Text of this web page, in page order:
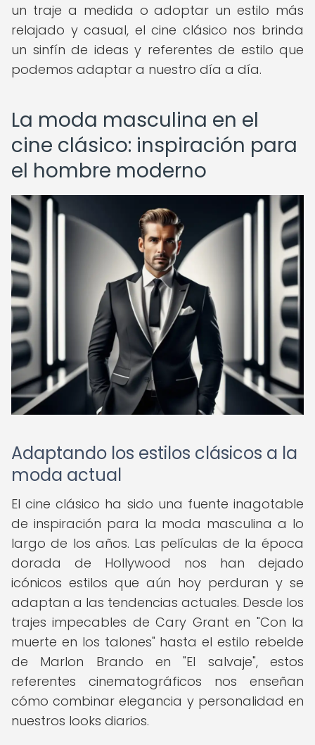
un traje a medida o adoptar un estilo más
relajado y casual, el cine clásico nos brinda
un sinfín de ideas y referentes de estilo que
podemos adaptar a nuestro día a día.
La moda masculina en el
cine clásico: inspiración para
el hombre moderno
Adaptando los estilos clásicos a la
moda actual
El cine clásico ha sido una fuente inagotable
de inspiración para la moda masculina a lo
largo de los años. Las películas de la época
dorada de Hollywood nos han dejado
icónicos estilos que aún hoy perduran y se
adaptan a las tendencias actuales. Desde los
trajes impecables de Cary Grant en "Con la
muerte en los talones" hasta el estilo rebelde
de Marlon Brando en "El salvaje", estos
referentes cinematográficos nos enseñan
cómo combinar elegancia y personalidad en
nuestros looks diarios.